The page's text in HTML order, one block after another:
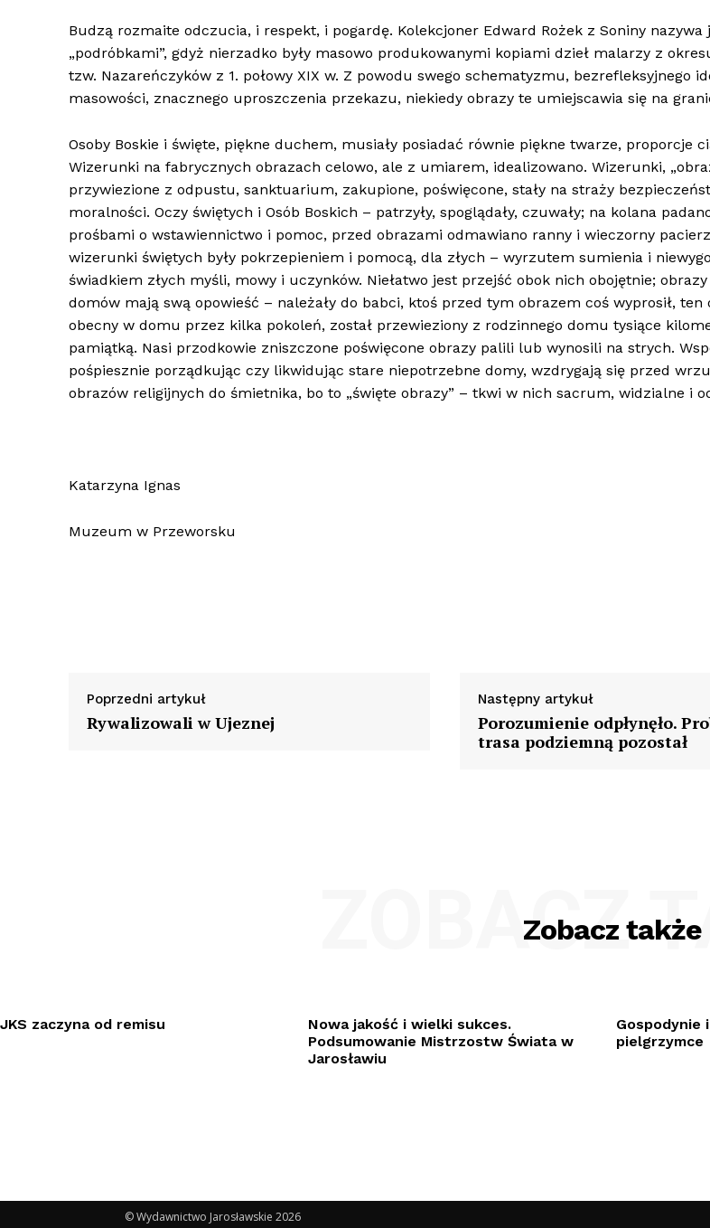
Budzą rozmaite odczucia, i respekt, i pogardę. Kolekcjoner Edward Rożek z Soniny nazywa
„podróbkami”, gdyż nierzadko były masowo produkowanymi kopiami dzieł malarzy z
tzw. Nazareńczyków z 1. połowy XIX w. Z powodu swego schematyzmu, bezrefleksyjnego
masowości, znacznego uproszczenia przekazu, niekiedy obrazy te umiejscawia się na
Osoby Boskie i święte, piękne duchem, musiały posiadać równie piękne twarze, proporcje
Wizerunki na fabrycznych obrazach celowo, ale z umiarem, idealizowano. Wizerunki,
przywiezione z odpustu, sanktuarium, zakupione, poświęcone, stały na straży
moralności. Oczy świętych i Osób Boskich – patrzyły, spoglądały, czuwały; na kolana
prośbami o wstawiennictwo i pomoc, przed obrazami odmawiano ranny i wieczorny
wizerunki świętych były pokrzepieniem i pomocą, dla złych – wyrzutem sumienia i
świadkiem złych myśli, mowy i uczynków. Niełatwo jest przejść obok nich obojętnie;
domów mają swą opowieść – należały do babci, ktoś przed tym obrazem coś wyprosił, ten
obecny w domu przez kilka pokoleń, został przewieziony z rodzinnego domu tysiące
pamiątką. Nasi przodkowie zniszczone poświęcone obrazy palili lub wynosili na strych.
pośpiesznie porządkując czy likwidując stare niepotrzebne domy, wzdrygają się przed
obrazów religijnych do śmietnika, bo to „święte obrazy” – tkwi w nich sacrum, widzialne i
Katarzyna Ignas
Muzeum w Przeworsku
Poprzedni artykuł
Rywalizowali w Ujeznej
Następny artykuł
Porozumienie odpłynęło.
trasa podziemną pozostał
Zobacz także
ZOBACZ
JKS zaczyna od remisu
Nowa jakość i wielki sukces.
Podsumowanie Mistrzostw Świata w
Jarosławiu
Gospodynie
pielgrzymce
© Wydawnictwo Jarosławskie 2026